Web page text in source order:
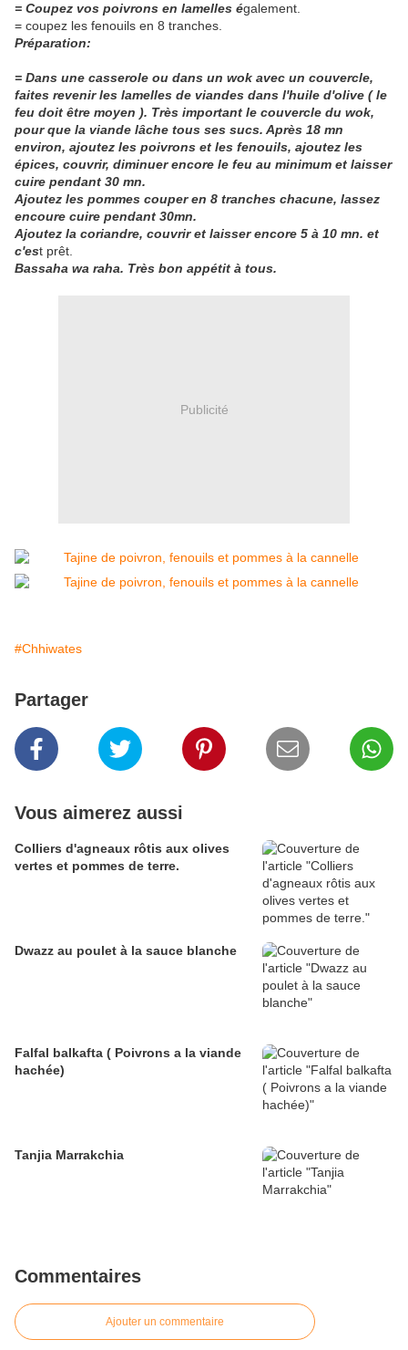
= Coupez vos poivrons en lamelles également.
= coupez les fenouils en 8 tranches.
Préparation:
= Dans une casserole ou dans un wok avec un couvercle,
faites revenir les lamelles de viandes dans l'huile d'olive ( le
feu doit être moyen ). Très important le couvercle du wok,
pour que la viande lâche tous ses sucs. Après 18 mn
environ, ajoutez les poivrons et les fenouils, ajoutez les
épices, couvrir, diminuer encore le feu au minimum et laisser
cuire pendant 30 mn.
Ajoutez les pommes couper en 8 tranches chacune, lassez
encoure cuire pendant 30mn.
Ajoutez la coriandre, couvrir et laisser encore 5 à 10 mn. et
c'est prêt.
Bassaha wa raha. Très bon appétit à tous.
Publicité
#Chhiwates
Partager
Vous aimerez aussi
Colliers d'agneaux rôtis aux olives
vertes et pommes de terre.
Dwazz au poulet à la sauce blanche
Falfal balkafta ( Poivrons a la viande
hachée)
Tanjia Marrakchia
Commentaires
Ajouter un commentaire